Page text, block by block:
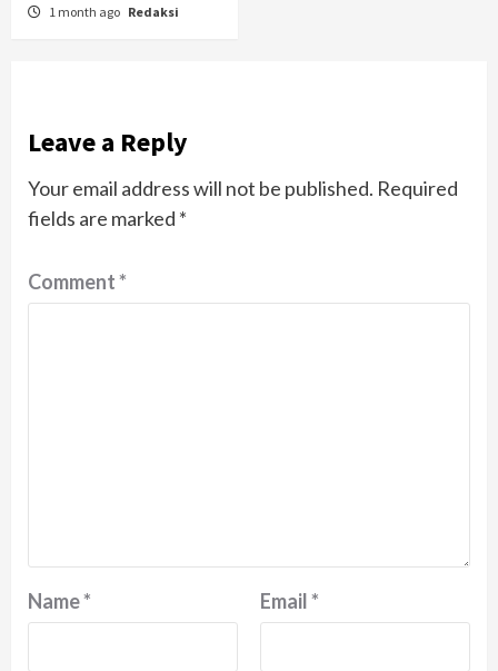
1 month ago Redaksi
Leave a Reply
Your email address will not be published. Required
fields are marked *
Comment*
Name* Email*